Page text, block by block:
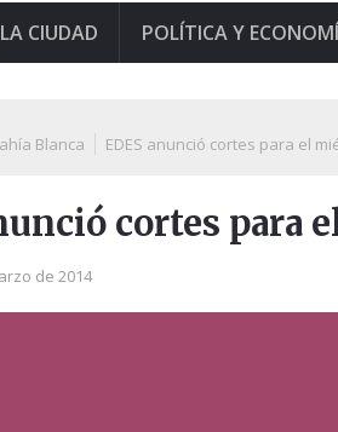
LA CIUDAD POLÍTICA Y
Blanca EDES anunció cortes para el
cortes para
de 2014